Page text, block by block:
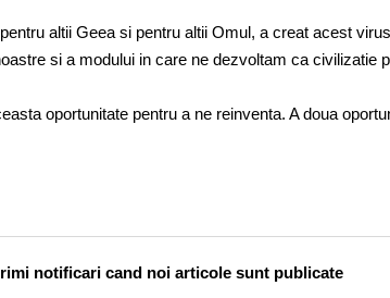
altii Geea si pentru altii Omul, a creat acest
si a modului in care ne dezvoltam ca civilizatie
oportunitate pentru a ne reinventa. A doua
notificari cand noi articole sunt publicate